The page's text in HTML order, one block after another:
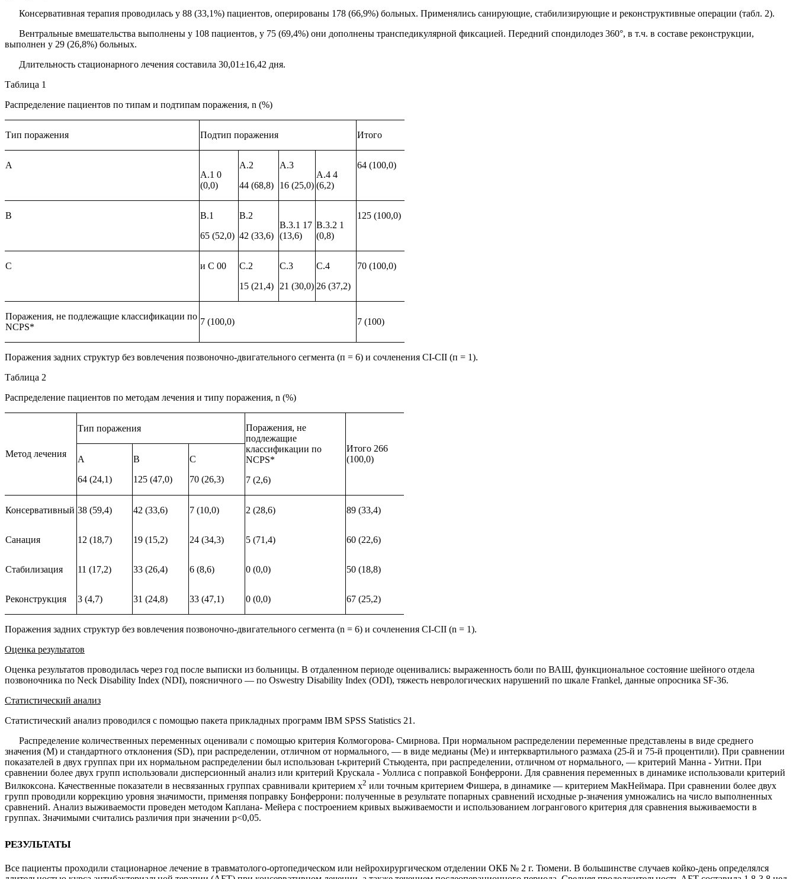
Консервативная терапия проводилась у 88 (33,1%) пациентов, оперированы 178 (66,9%) боль­ных. Применялись санирующие, стабилизирующие и реконструктивные операции (табл. 2).
Вентральные вмешательства выполнены у 108 пациентов, у 75 (69,4%) они дополнены транспеди­кулярной фиксацией. Передний спондилодез 360°, в т.ч. в составе реконструкции,
выполнен у 29 (26,8%) больных.
Длительность стационарного ле­чения составила 30,01±16,42 дня.
Таблица 1
Распределение пациентов по типам и подтипам поражения, n (%)
Тип поражения Подтип поражения Итого
А
А.1 0
(0,0)
А.2
44 (68,8)
А.3
16 (25,0)
А.4 4
(6,2)
64 (100,0)
В
В.1
65 (52,0)
В.2
42 (33,6)
В.3.1 17
(13,6)
В.3.2 1
(0,8)
125 (100,0)
С и С 00
С.2
15 (21,4)
С.3
21 (30,0)
С.4
26 (37,2)
70 (100,0)
Поражения, не подлежащие классификации по
NCPS*
7 (100,0) 7 (100)
Поражения задних структур без вовлечения позвоночно-двигательного сегмента (п = 6) и сочленения CI-CII (п = 1).
Таблица 2
Распределение пациентов по методам лечения и типу поражения, n (%)
Метод лечения
Тип поражения
Поражения, не
подлежащие
классификации по
NCPS*
7 (2,6)
Итого 266
(100,0)
A
64 (24,1)
B
125 (47,0)
C
70 (26,3)
Консервативный 38 (59,4) 42 (33,6) 7 (10,0) 2 (28,6) 89 (33,4)
Санация 12 (18,7) 19 (15,2) 24 (34,3) 5 (71,4) 60 (22,6)
Стабилизация 11 (17,2) 33 (26,4) 6 (8,6) 0 (0,0) 50 (18,8)
Реконструкция 3 (4,7) 31 (24,8) 33 (47,1) 0 (0,0) 67 (25,2)
Поражения задних структур без вовлечения позвоночно-двигательного сегмента (n = 6) и сочленения CI-CII (n = 1).
Оценка результатов
Оценка результатов проводилась через год после выписки из больницы. В отдаленном периоде оце­нивались: выраженность боли по ВАШ, функцио­нальное состояние шейного отдела
позвоночника по Neck Disability Index (NDI), поясничного — по Oswestry Disability Index (ODI), тяжесть невроло­гических нарушений по шкале Frankel, данные опросника SF-36.
Статистический анализ
Статистический анализ проводился с помо­щью пакета прикладных программ IBM SPSS Statistics 21.
Распределение количественных переменных оценивали с помощью критерия Колмогорова- Смирнова. При нормальном распределении пере­менные представлены в виде среднего
значения (M) и стандартного отклонения (SD), при распределе­нии, отличном от нормального, — в виде медианы (Me) и интерквартильного размаха (25-й и 75-й процентили). При сравнении
показателей в двух группах при их нормальном распределении был использован t-критерий Стьюдента, при распре­делении, отличном от нормального, — критерий Манна - Уитни. При
сравнении более двух групп использовали дисперсионный анализ или крите­рий Крускала - Уоллиса с поправкой Бонферрони. Для сравнения переменных в динамике исполь­зовали критерий
Вилкоксона. Качественные по­казатели в несвязанных группах сравнивали критерием х2 или точным критерием Фишера, в динамике — критерием МакНеймара. При сравнении более двух
групп проводили коррек­цию уровня значимости, применяя поправку Бонферрони: полученные в результате попарных сравнений исходные p-значения умножались на число выполненных
сравнений. Анализ выжи­ваемости проведен методом Каплана- Мейера с построением кривых выживаемости и использо­ванием логрангового критерия для сравнения вы­живаемости в
группах. Значимыми считались раз­личия при значении p<0,05.
результаты
Все пациенты проходили стационарное лечение в травматолого-ортопедическом или нейрохирур­гическом отделении ОКБ № 2 г. Тюмени. В боль­шинстве случаев койко-день определялся